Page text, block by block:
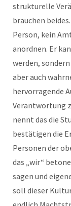
strukturelle
brauchen
Person, kein
anordnen. Er
werden,
aber auch
hervorragende
Verantwortung
nennt das die
bestätigen die
Personen der
das „wir“
sagen und
soll dieser